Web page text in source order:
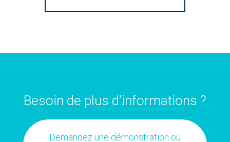
Besoin de plus d’informations ?
Demandez une démonstration ou